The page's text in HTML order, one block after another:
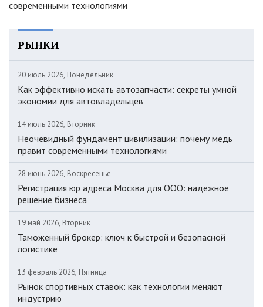
современными технологиями
РЫНКИ
20 июль 2026, Понедельник
Как эффективно искать автозапчасти: секреты умной
экономии для автовладельцев
14 июль 2026, Вторник
Неочевидный фундамент цивилизации: почему медь
правит современными технологиями
28 июнь 2026, Воскресенье
Регистрация юр адреса Москва для ООО: надежное
решение бизнеса
19 май 2026, Вторник
Таможенный брокер: ключ к быстрой и безопасной
логистике
13 февраль 2026, Пятница
Рынок спортивных ставок: как технологии меняют
индустрию